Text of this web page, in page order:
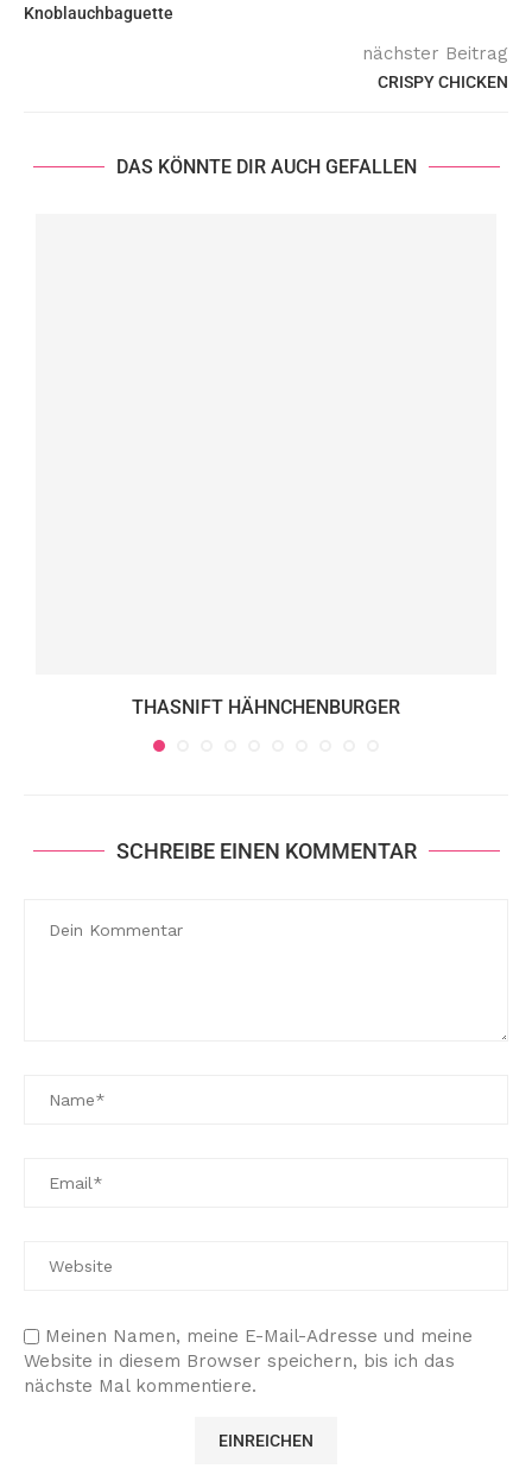
Knoblauchbaguette
nächster Beitrag
CRISPY CHICKEN
DAS KÖNNTE DIR AUCH GEFALLEN
THASNIFT HÄHNCHENBURGER
SCHREIBE EINEN KOMMENTAR
Meinen Namen, meine E-Mail-Adresse und meine
Website in diesem Browser speichern, bis ich das
nächste Mal kommentiere.